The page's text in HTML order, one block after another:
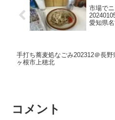
市場で
愛知県
手打ち蕎麦処なごみ202312＠長野
ヶ根市上穂北
コメント